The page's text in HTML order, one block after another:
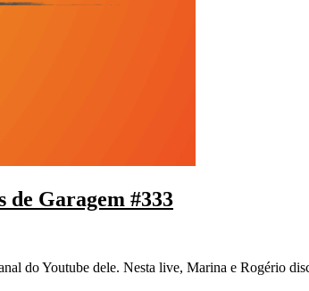
de Garagem #333
do Youtube dele. Nesta live, Marina e Rogério